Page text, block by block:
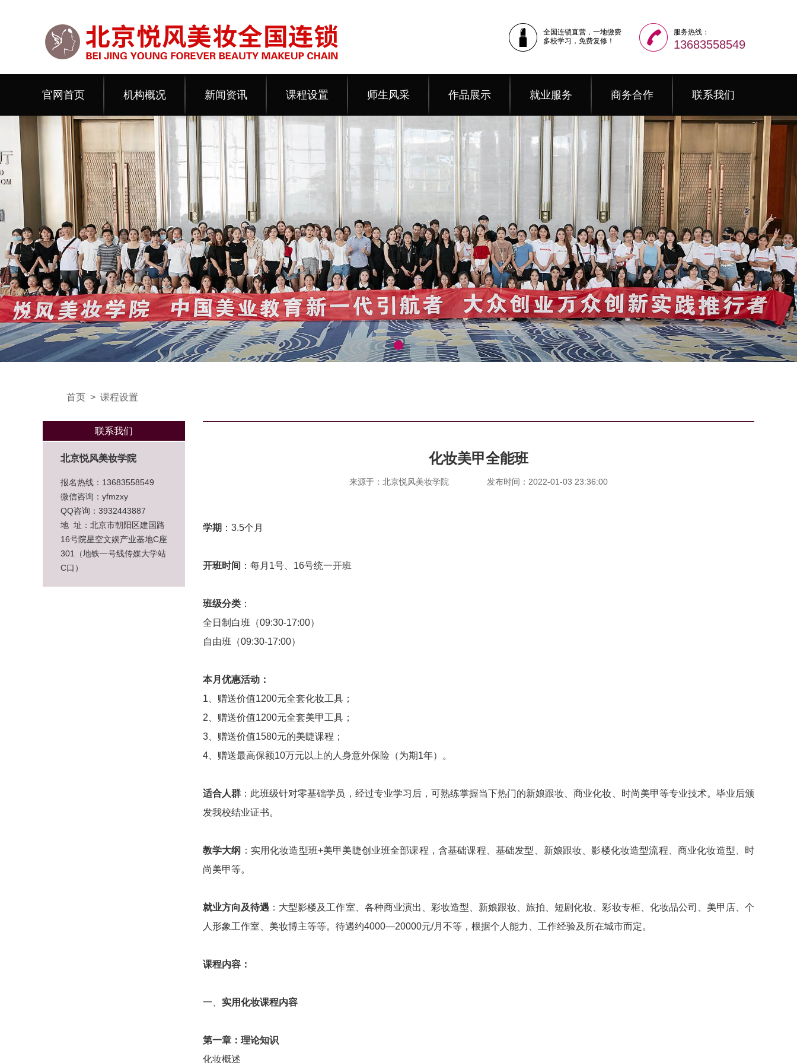
全国连锁直营，一地缴费
多校学习，免费复修！
服务热线：
13683558549
官网首页 机构概况 新闻资讯 课程设置 师生风采 作品展示 就业服务 商务合作 联系我们
首页 > 课程设置
联系我们
北京悦风美妆学院
报名热线：13683558549
微信咨询：yfmzxy
QQ咨询：3932443887
地 址：北京市朝阳区建国路
16号院星空文娱产业基地C座
301（地铁一号线传媒大学站
C口）
化妆美甲全能班
来源于：北京悦风美妆学院 发布时间：2022-01-03 23:36:00
学期 ：3.5个月
开班时间 ：每月1号、16号统一开班
班级分类 ：
全日制白班（09:30-17:00）
自由班（09:30-17:00）
本月优惠活动：
1、赠送价值1200元全套化妆工具；
2、赠送价值1200元全套美甲工具；
3、赠送价值1580元的美睫课程；
4、赠送最高保额10万元以上的人身意外保险（为期1年）。
适合人群 ：此班级针对零基础学员，经过专业学习后，可熟练掌握当下热门的新娘跟妆、商业化妆、时尚美甲等专业技术。毕业后颁
发我校结业证书。
教学大纲 ：实用化妆造型班+美甲美睫创业班全部课程，含基础课程、基础发型、新娘跟妆、影楼化妆造型流程、商业化妆造型、时
尚美甲等。
就业方向及待遇 ：大型影楼及工作室、各种商业演出、彩妆造型、新娘跟妆、旅拍、短剧化妆、彩妆专柜、化妆品公司、美甲店、个
人形象工作室、美妆博主等等。待遇约4000—20000元/月不等，根据个人能力、工作经验及所在城市而定。
课程内容：
一、 实用化妆课程内容
第一章： 理论知识
化妆概述